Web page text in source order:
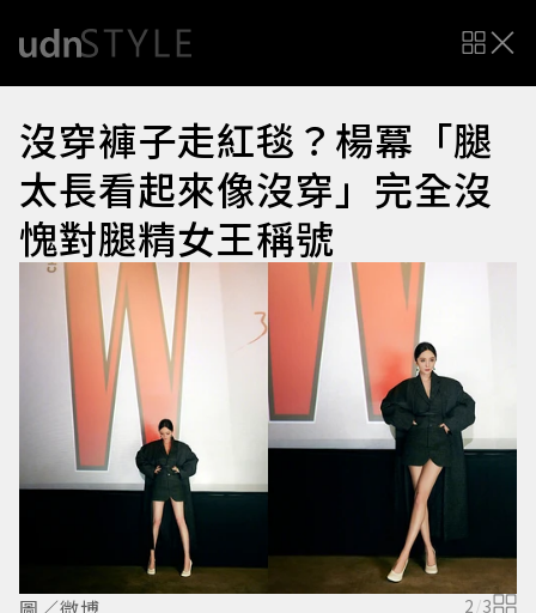
沒穿褲子走紅毯？楊冪「腿
太長看起來像沒穿」完全沒
愧對腿精女王稱號
2/3